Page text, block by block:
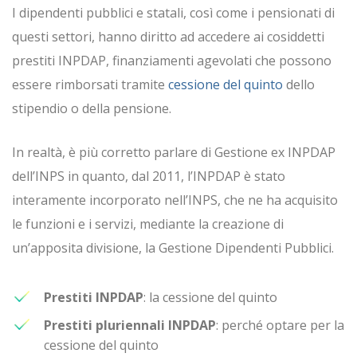
I dipendenti pubblici e statali, così come i pensionati di
questi settori, hanno diritto ad accedere ai cosiddetti
prestiti INPDAP, finanziamenti agevolati che possono
essere rimborsati tramite cessione del quinto dello
stipendio o della pensione.
In realtà, è più corretto parlare di Gestione ex INPDAP
dell’INPS in quanto, dal 2011, l’INPDAP è stato
interamente incorporato nell’INPS, che ne ha acquisito
le funzioni e i servizi, mediante la creazione di
un’apposita divisione, la Gestione Dipendenti Pubblici.
Prestiti INPDAP: la cessione del quinto
Prestiti pluriennali INPDAP: perché optare per la
cessione del quinto